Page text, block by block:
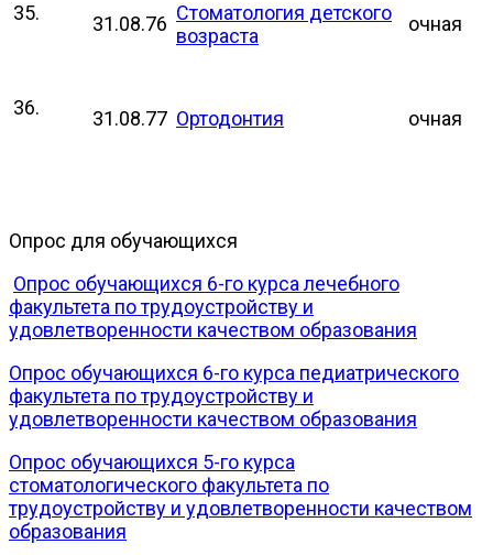
35. 31.08.76 Стоматология детского
возраста
очная
36. 31.08.77 Ортодонтия очная
Опрос для обучающихся
Опрос обучающихся 6-го курса лечебного
факультета по трудоустройству и
удовлетворенности качеством образования
Опрос обучающихся 6-го курса педиатрического
факультета по трудоустройству и
удовлетворенности качеством образования
Опрос обучающихся 5-го курса
стоматологического факультета по
трудоустройству и удовлетворенности качеством
образования